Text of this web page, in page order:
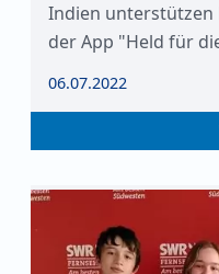
Indien
der App "Held für
06.07.2022